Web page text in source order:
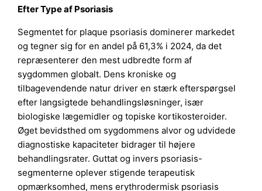
Efter Type af Psoriasis
Segmentet for plaque psoriasis dominerer markedet
og tegner sig for en andel på 61,3% i 2024, da det
repræsenterer den mest udbredte form af
sygdommen globalt. Dens kroniske og
tilbagevendende natur driver en stærk efterspørgsel
efter langsigtede behandlingsløsninger, især
biologiske lægemidler og topiske kortikosteroider.
Øget bevidsthed om sygdommens alvor og udvidede
diagnostiske kapaciteter bidrager til højere
behandlingsrater. Guttat og invers psoriasis-
segmenterne oplever stigende terapeutisk
opmærksomhed, mens erythrodermisk psoriasis